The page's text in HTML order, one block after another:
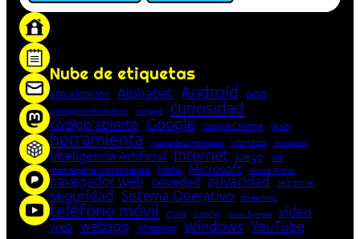
Nube de etiquetas
actualización Alphabet Android app
concepto informático consejo curiosidad
código abierto Google Google Chrome guía
herramienta historia de la Informática Informática innovación
Inteligencia Artificial Internet juego lista
mensajería instantánea Meta Microsoft Mozilla Firefox
navegador web novedad privacidad red social
seguridad Sistema Operativo streaming
teléfono móvil truco tutorial Unión Europea vídeo
web webapp WhatsApp Windows YouTube